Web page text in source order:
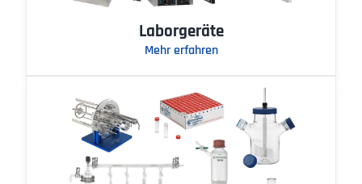
Laborgeräte
Mehr erfahren